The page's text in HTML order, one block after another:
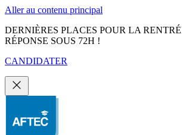
Aller au contenu principal
DERNIÈRES PLACES POUR LA
RÉPONSE SOUS 72H !
CANDIDATER